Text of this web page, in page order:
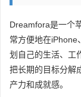
Dreamfora是一个
常方便地在iPhone
划自己的生活、工
把长期的目标分解
产力和成就感。